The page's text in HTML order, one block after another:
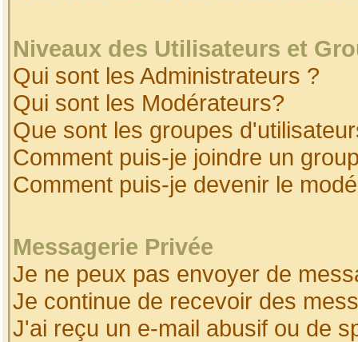
Niveaux des Utilisateurs et
Qui sont les Administrateurs ?
Qui sont les Modérateurs?
Que sont les groupes
Comment puis-je joindre un
Comment puis-je devenir le
Messagerie Privée
Je ne peux pas envoyer de
Je continue de recevoir des
J'ai reçu un e-mail abusif ou de